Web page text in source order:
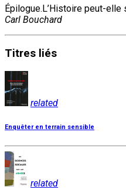
Épilogue.L’Histoire peut-elle
Carl Bouchard
Titres liés
related
Enquêter en terrain sensible
related